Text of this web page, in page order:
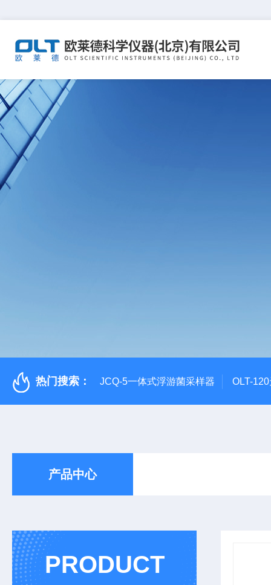
热门搜索： JCQ-5一体式浮游菌采样器 OLT-
产品中心
PRODUCT